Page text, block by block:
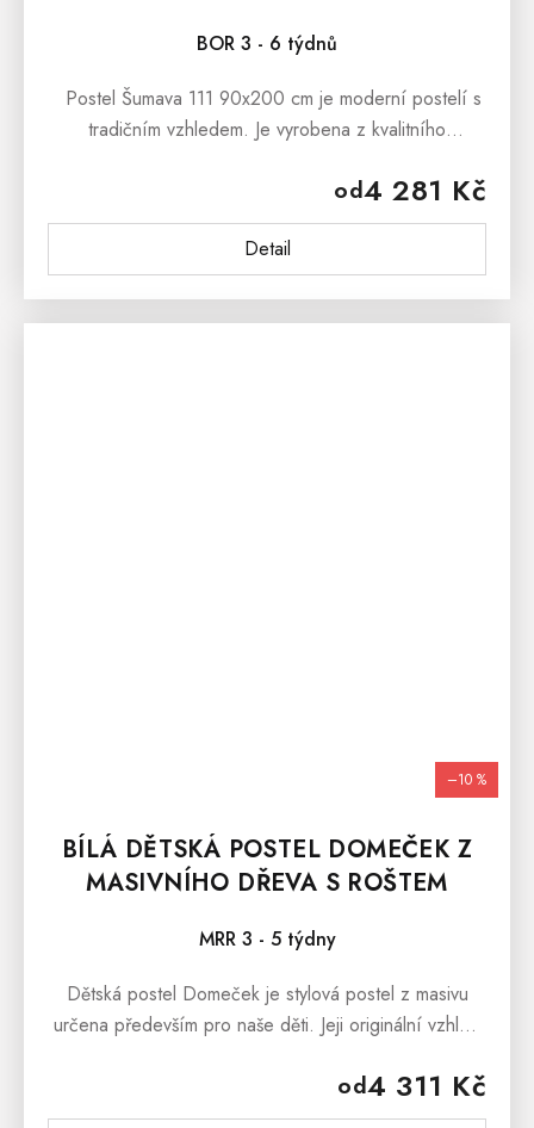
BOR 3 - 6 týdnů
od4 281 Kč
Detail
Postel Šumava 111 90x200 cm je moderní postelí s
tradičním vzhledem. Je vyrobena z kvalitního
rošt. Postel Šumava 111...
–10 %
BÍLÁ DĚTSKÁ POSTEL DOMEČEK Z
MASIVNÍHO DŘEVA S ROŠTEM
MRR 3 - 5 týdny
od4 311 Kč
Dětská postel Domeček je stylová postel z masivu
určena především pro naše děti. Jeji originální vzhled
místečko pro hraní,...